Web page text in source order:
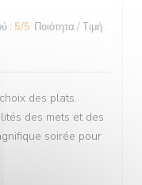
: 5/5 Ποιότητα / Τιμή :
des plats.
des mets et des
soirée pour